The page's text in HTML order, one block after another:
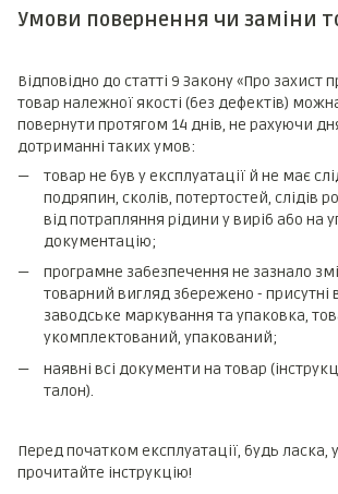
Умови повернення чи заміни
Відповідно до статті 9 Закону «Про захист
товар належної якості (без дефектів)
повернути протягом 14 днів, не рахуючи
дотриманні таких умов:
товар не був у експлуатації й не має
подряпин, сколів, потертостей, слідів
від потрапляння рідини у виріб або на
документацію;
програмне забезпечення не зазнало
товарний вигляд збережено - присутні
заводське маркування та упаковка,
укомплектований, упакований;
наявні всі документи на товар
талон).
Перед початком експлуатації, будь ласка,
прочитайте інструкцію!